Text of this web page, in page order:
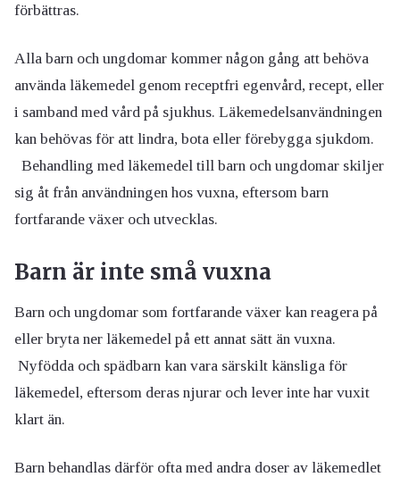
förbättras.
Alla barn och ungdomar kommer någon gång att behöva
använda läkemedel genom receptfri egenvård, recept, eller
i samband med vård på sjukhus. Läkemedelsanvändningen
kan behövas för att lindra, bota eller förebygga sjukdom.
Behandling med läkemedel till barn och ungdomar skiljer
sig åt från användningen hos vuxna, eftersom barn
fortfarande växer och utvecklas.
Barn är inte små vuxna
Barn och ungdomar som fortfarande växer kan reagera på
eller bryta ner läkemedel på ett annat sätt än vuxna.
Nyfödda och spädbarn kan vara särskilt känsliga för
läkemedel, eftersom deras njurar och lever inte har vuxit
klart än.
Barn behandlas därför ofta med andra doser av läkemedlet